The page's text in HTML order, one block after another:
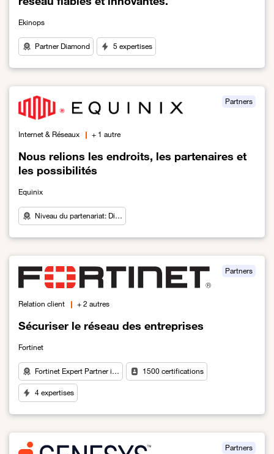
Ekinops
Partner Diamond 5 expertises
Lien vers Ekinops : des solutions de connectivité réseau fiables
Nous relions les endroits, les partenaires et
les possibilités
Partners
Internet & Réseaux + 1 autre
Equinix
Niveau du partenariat: Di…
Lien vers Nous relions les endroits, les partenaires et les
Sécuriser le réseau des entreprises
Partners
Relation client + 2 autres
Fortinet
Fortinet Expert Partner i… 1500 certifications
4 expertises
Partners